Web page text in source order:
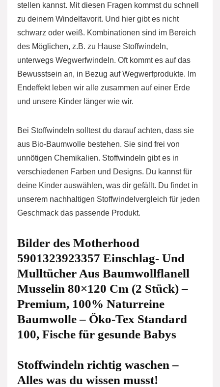
stellen kannst. Mit diesen Fragen kommst du schnell
zu deinem Windelfavorit. Und hier gibt es nicht
schwarz oder weiß. Kombinationen sind im Bereich
des Möglichen, z.B. zu Hause Stoffwindeln,
unterwegs Wegwerfwindeln. Oft kommt es auf das
Bewusstsein an, in Bezug auf Wegwerfprodukte. Im
Endeffekt leben wir alle zusammen auf einer Erde
und unsere Kinder länger wie wir.
Bei Stoffwindeln solltest du darauf achten, dass sie
aus Bio-Baumwolle bestehen. Sie sind frei von
unnötigen Chemikalien. Stoffwindeln gibt es in
verschiedenen Farben und Designs. Du kannst für
deine Kinder auswählen, was dir gefällt. Du findet in
unserem nachhaltigen Stoffwindelvergleich für jeden
Geschmack das passende Produkt.
Bilder des Motherhood
5901323923357 Einschlag- Und
Mulltücher Aus Baumwollflanell
Musselin 80×120 Cm (2 Stück) –
Premium, 100% Naturreine
Baumwolle – Öko-Tex Standard
100, Fische für gesunde Babys
Stoffwindeln richtig waschen –
Alles was du wissen musst!